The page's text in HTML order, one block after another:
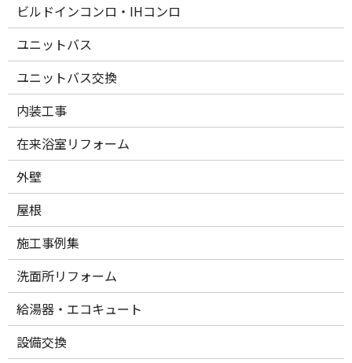
ビルドインコンロ・IHコンロ
ユニットバス
ユニットバス交換
内装工事
在来浴室リフォーム
外壁
屋根
施工事例集
洗面所リフォーム
給湯器・エコキュート
設備交換